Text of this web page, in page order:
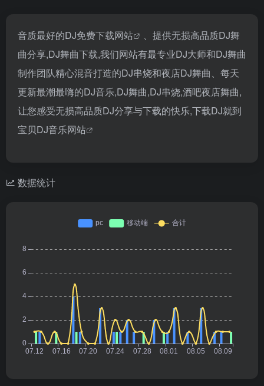
音质最好的DJ免费下载网站
、提供无损高品质DJ舞
曲分享,DJ舞曲下载,我们网站有最专业DJ大师和DJ舞曲
制作团队精心混音打造的DJ串烧和夜店DJ舞曲、每天
更新最潮最嗨的DJ音乐,DJ舞曲,DJ串烧,酒吧夜店舞曲,
让您感受无损高品质DJ分享与下载的快乐,下载DJ就到
宝贝DJ音乐网站
数据统计